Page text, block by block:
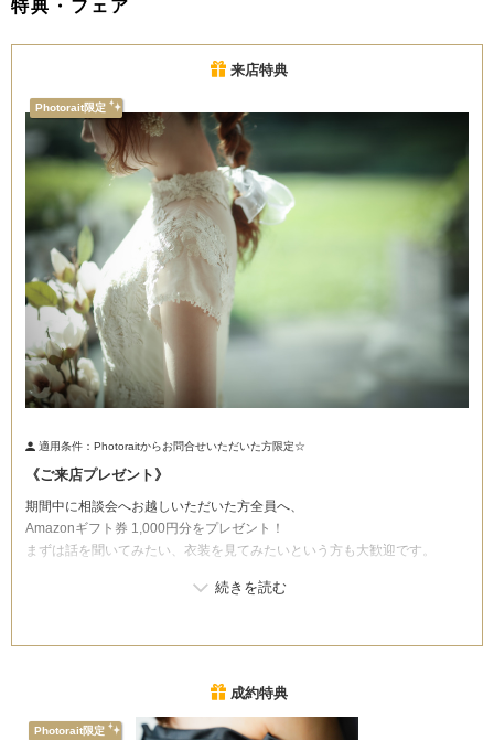
アクセス/TEL スタジオトップ
こだわりポイント
スタジオでの撮影
子供用の衣装 ペットと撮影
家族・友人と撮影
豊富なカラードレス
特典・フェア
来店特典
Photorait限定
適用条件： Photoraitからお問合せいただいた方限定☆
《ご来店プレゼント》
期間中に相談会へお越しいただいた方全員へ、
Amazonギフト券 1,000円分をプレゼント！
まずは話を聞いてみたい、衣装を見てみたいという方も大歓迎です。
成約特典
Photorait限定